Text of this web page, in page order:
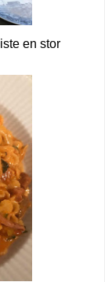
en stor